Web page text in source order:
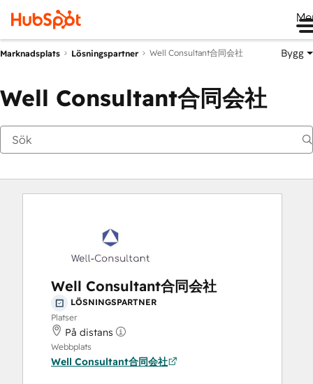
Marknadsplats Lösningspartner Well Consultant合同会社 Bygg
Well Consultant合同会社
Well Consultant合同会社
LÖSNINGSPARTNER
Platser
På distans
Webbplats
Well Consultant合同会社